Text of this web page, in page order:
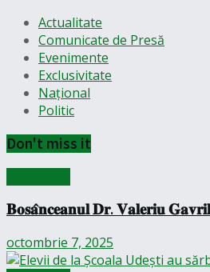
Actualitate
Comunicate de Presă
Evenimente
Exclusivitate
Național
Politic
Don't miss it
𝐁𝐨𝐬𝐚̂𝐧𝐜𝐞𝐚𝐧𝐮𝐥 𝐃𝐫. 𝐕𝐚𝐥𝐞𝐫𝐢𝐮
octombrie 7, 2025